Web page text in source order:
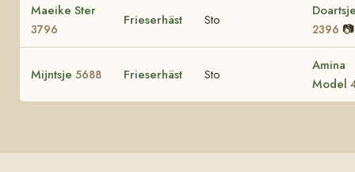
Maeike Ster
3796
Frieserhäst Sto
2396 📷
Mijntsje 5688 Frieserhäst Sto
Amina
Model